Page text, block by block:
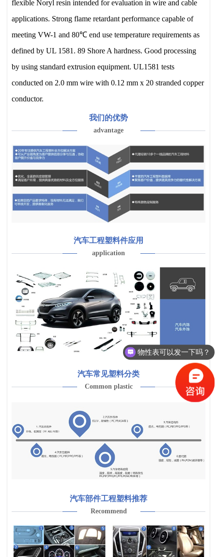
flexible Noryl resin intended for evaluation in wire and cable
applications. Strong flame retardant performance capable of
meeting VW-1 and 80℃ end use temperature requirements as
defined by UL 1581. 89 Shore A hardness. Good processing
by using standard extrusion equipment. UL1581 tests
conducted on 2.0 mm wire with 0.12 mm x 20 stranded copper
conductor.
我们的优势
advantage
汽车工程塑料件应用
application
汽车常见塑料分类
Common plastic
汽车部件工程塑料推荐
Recommend
物性表可以发一下吗？